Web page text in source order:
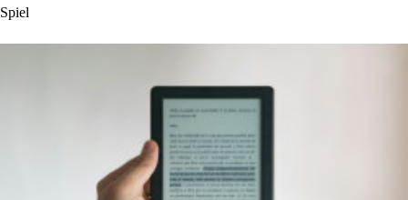
Spiel